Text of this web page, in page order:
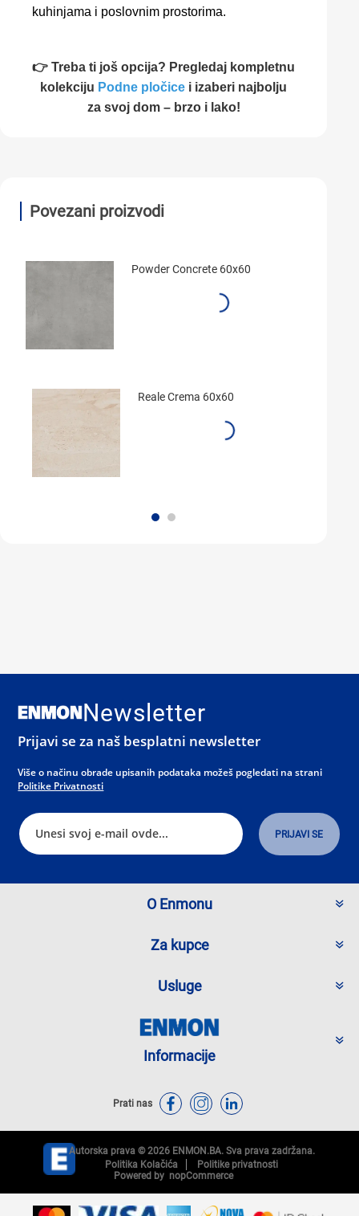
kuhinjama i poslovnim prostorima.
👉 Treba ti još opcija? Pregledaj kompletnu
kolekciju Podne pločice i izaberi najbolju
za svoj dom – brzo i lako!
Povezani proizvodi
Powder Concrete 60x60
Reale Crema 60x60
Newsletter
Prijavi se za naš besplatni newsletter
Više o načinu obrade upisanih podataka možeš pogledati na strani
Politike Privatnosti
O Enmonu
Za kupce
Usluge
Informacije
Prati nas
Autorska prava © 2026 ENMON.BA. Sva prava zadržana.
Politika Kolačića
Politike privatnosti
Powered by nopCommerce